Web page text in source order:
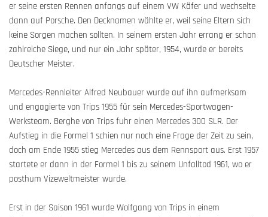
er seine ersten Rennen anfangs auf einem VW Käfer und wechselte
dann auf Porsche. Den Decknamen wählte er, weil seine Eltern sich
keine Sorgen machen sollten. In seinem ersten Jahr errang er schon
zahlreiche Siege, und nur ein Jahr später, 1954, wurde er bereits
Deutscher Meister.
Mercedes-Rennleiter Alfred Neubauer wurde auf ihn aufmerksam
und engagierte von Trips 1955 für sein Mercedes-Sportwagen-
Werksteam. Berghe von Trips fuhr einen Mercedes 300 SLR. Der
Aufstieg in die Formel 1 schien nur noch eine Frage der Zeit zu sein,
doch am Ende 1955 stieg Mercedes aus dem Rennsport aus. Erst 1957
startete er dann in der Formel 1 bis zu seinem Unfalltod 1961, wo er
posthum Vizeweltmeister wurde.
Erst in der Saison 1961 wurde Wolfgang von Trips in einem